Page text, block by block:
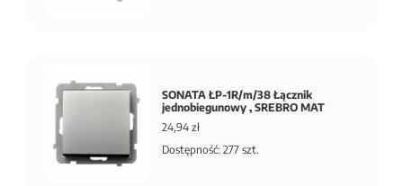
SONATA ŁP-1R/m/38 Łącznik
jednobiegunowy , SREBRO MAT
24,94 zł
Dostępność: 277 szt.